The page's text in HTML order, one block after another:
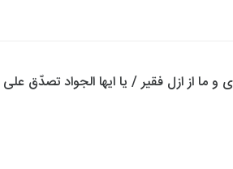
و ما از ازل فقیر / یا ایها الجواد تصدّق علی